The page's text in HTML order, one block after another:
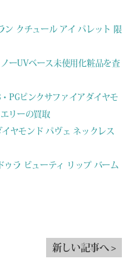
ン クチュール アイ パレット 限
ーUVベース未使用化粧品を査
PGピンクサファイアダイヤモ
リーの買取
ヤモンド パヴェ ネックレス
ゥラ ビューティ リップ バーム
新しい記事へ >